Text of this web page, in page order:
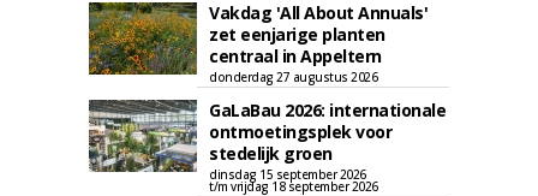
Vakdag 'All About Annuals'
zet eenjarige planten
centraal in Appeltern
donderdag 27 augustus 2026
GaLaBau 2026: internationale
ontmoetingsplek voor
stedelijk groen
dinsdag 15 september 2026
t/m vrijdag 18 september 2026